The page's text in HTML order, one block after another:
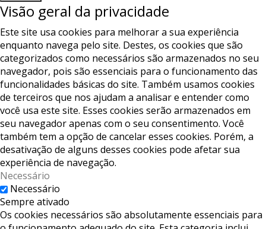
Visão geral da privacidade
Este site usa cookies para melhorar a sua experiência
enquanto navega pelo site. Destes, os cookies que são
categorizados como necessários são armazenados no seu
navegador, pois são essenciais para o funcionamento das
funcionalidades básicas do site. Também usamos cookies
de terceiros que nos ajudam a analisar e entender como
você usa este site. Esses cookies serão armazenados em
seu navegador apenas com o seu consentimento. Você
também tem a opção de cancelar esses cookies. Porém, a
desativação de alguns desses cookies pode afetar sua
experiência de navegação.
Necessário
Necessário
Sempre ativado
Os cookies necessários são absolutamente essenciais para